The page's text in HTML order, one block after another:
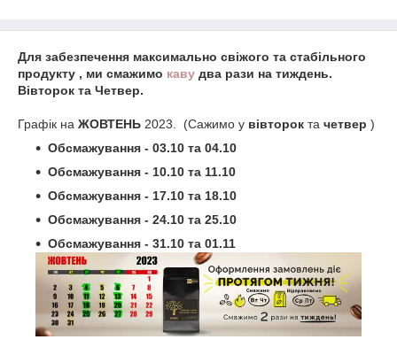
Для забезпечення максимально свіжого та стабільного
продукту , ми смажимо каву два рази на тиждень.
Вівторок та Четвер.
Графік на ЖОВТЕНЬ 2023. (Сажимо у вівторок та четвер )
Обсмажування - 03.10 та 04.10
Обсмажування - 10.10 та 11.10
Обсмажування - 17.10 та 18.10
Обсмажування - 24.10 та 25.10
Обсмажування - 31.10 та 01.11